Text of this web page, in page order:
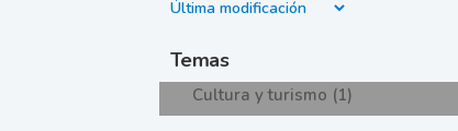
Temas
Cultura y turismo (1)